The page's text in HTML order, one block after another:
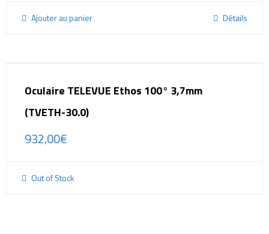
Ajouter au panier Détails
Oculaire TELEVUE Ethos 100° 3,7mm
(TVETH-30.0)
932,00€
Out of Stock